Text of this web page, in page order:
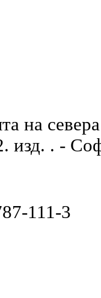
на
изд. . -
111-3